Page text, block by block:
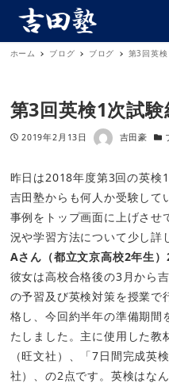
ホーム ブログ ブログ 第3回英
第3回英検1次試
投稿日
2019年2月13日 著者 吉田豪 カ
昨日は2018年度第3回の英検
吉田塾からも何人か受験して
事例をトップ画面に上げさせ
況や学習方法について少し詳
Aさん（都立文京高校2年生
彼女は高校合格後の3月から
の予習及び英検対策を授業で
格し、今回約半年の準備期間
たしました。主に使用した
（旺文社）、「7日間完成英
社）、の2点です。英検はな